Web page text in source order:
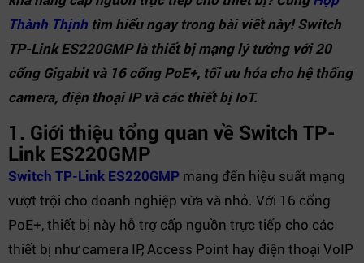
Thành Thịnh tìm hiểu ngay trong bài viết này! Switch
TP-Link ES220GMP là thiết bị mạng lý tưởng với 20
cổng Gigabit và 16 cổng PoE+, tối ưu hóa cho hệ thống
camera, điện thoại IP và các thiết bị IoT.
1. Giới thiệu tổng quan về Switch TP-
Link ES220GMP
Switch TP-Link ES220GMP mang đến hiệu suất mạng
vượt trội cho doanh nghiệp vừa và nhỏ. Với 16 cổng
PoE+, thiết bị này hỗ trợ cấp nguồn trực tiếp cho các
thiết bị như camera IP, Access Point hay điện thoại VoIP